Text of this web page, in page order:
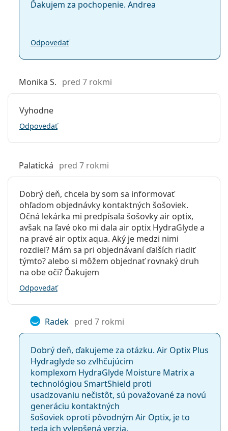
Ďakujem za pochopenie. Andrea
Odpovedať
Monika S. pred 7 rokmi
Vyhodne
Odpovedať
Palatická pred 7 rokmi
Dobrý deň, chcela by som sa informovať
ohľadom objednávky kontaktných šošoviek.
Očná lekárka mi predpísala šošovky air optix,
avšak na ľavé oko mi dala air optix HydraGlyde a
na pravé air optix aqua. Aký je medzi nimi
rozdiel? Mám sa pri objednávaní ďalších riadiť
týmto? alebo si môžem objednať rovnaký druh
na obe oči? Ďakujem
Odpovedať
Radek pred 7 rokmi
Dobrý deň, ďakujeme za otázku. Air Optix Plus
Hydraglyde so zvlhčujúcim
komplexom HydraGlyde Moisture Matrix a
technológiou SmartShield proti
usadzovaniu nečistôt, sú považované za novú
generáciu kontaktných
šošoviek oproti pôvodným Air Optix, je to
teda ich vylepšená verzia.